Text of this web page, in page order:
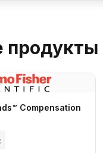
продукты
Compensation